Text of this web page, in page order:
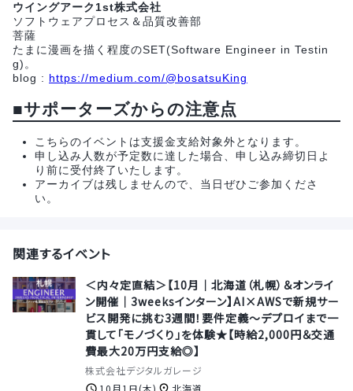
ウイングアーク1st株式会社
ソフトウェアプロセス＆品質改善部
菩薩
たまに漫画を描く程度のSET(Software Engineer in Testin
g)。
blog : https://medium.com/@bosatsuKing
■サポーターズからの注意点
こちらのイベントは支援金支給対象外となります。
申し込み人数が予定数に達した場合、申し込み締切日よ
り前に受付終了いたします。
アーカイブは残しませんので、当日ぜひご参加くださ
い。
関連するイベント
＜内々定直結＞【10月｜北海道（札幌）＆オンライ
ン開催｜3weeksインターン】AI×AWSで新規サー
ビス開発に挑む3週間！要件定義〜デプロイまで一
貫して「モノづくり」を体験★【時給2,000円＆交通
費最大20万円支給◎】
株式会社デジタルガレージ